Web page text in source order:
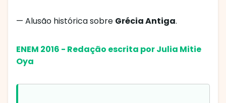
— Alusão histórica sobre Grécia Antiga.
ENEM 2016 - Redação escrita por Julia Mitie
Oya